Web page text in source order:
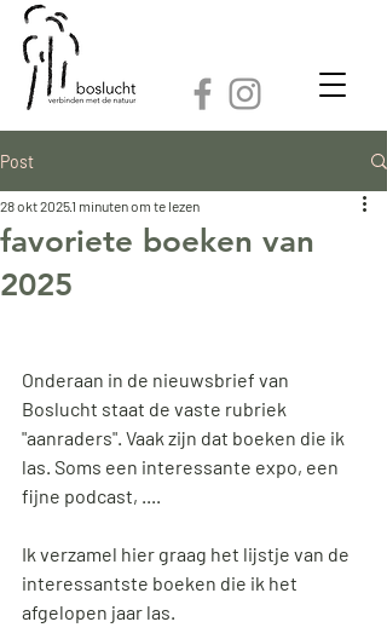
Post
favoriete boeken van
2025
28 okt 20251 minuten om te lezen
Onderaan in de nieuwsbrief van
Boslucht staat de vaste rubriek
"aanraders". Vaak zijn dat boeken die ik
las. Soms een interessante expo, een
fijne podcast, ....
Ik verzamel hier graag het lijstje van de
interessantste boeken die ik het
afgelopen jaar las.